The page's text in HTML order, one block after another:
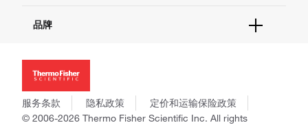
社交媒体
招聘
新闻
社会责任
商标
政策和通知
品牌
Applied Biosystems
Invitrogen
Gibco
Ion Torrent
服务条款 隐私政策
定价和运输保险政策
© 2006-2026 Thermo Fisher Scientific Inc. All rights